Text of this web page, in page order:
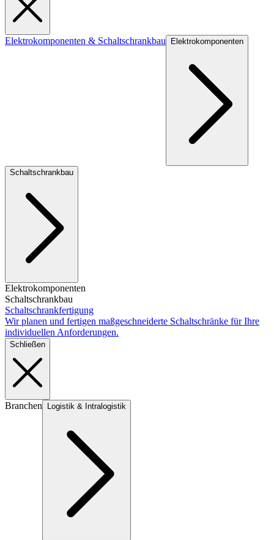
Elektrokomponenten & Schaltschrankbau Elektrokomponenten
Schaltschrankbau
Elektrokomponenten
Schaltschrankbau
Schaltschrankfertigung
Wir planen und fertigen maßgeschneiderte Schaltschränke für Ihre
individuellen Anforderungen.
Schließen
Branchen Logistik & Intralogistik